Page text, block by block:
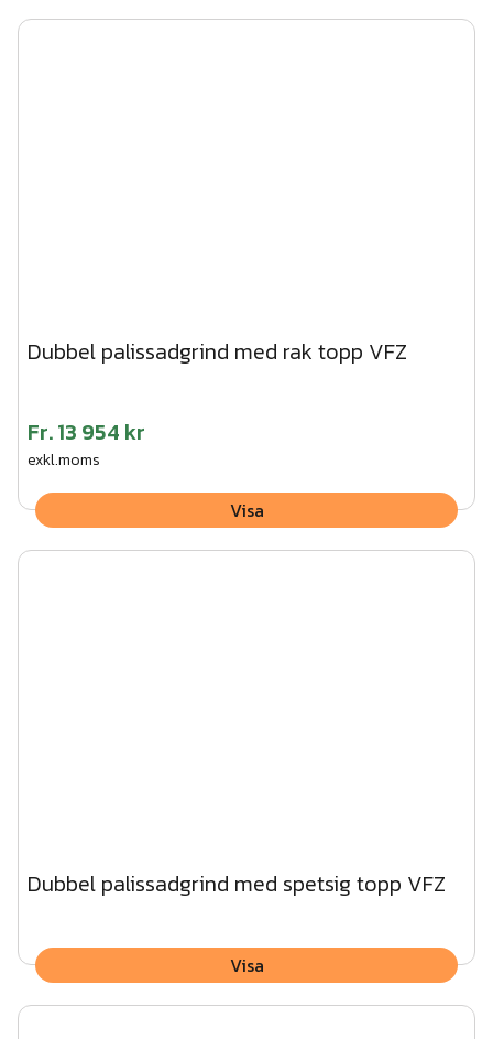
Dubbel palissadgrind med rak topp VFZ
Fr.13 954 kr
exkl.moms
Visa
Dubbel palissadgrind med spetsig topp VFZ
Visa